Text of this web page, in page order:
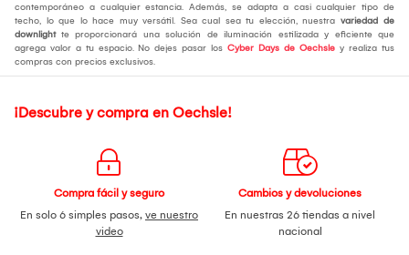
contemporáneo a cualquier estancia. Además, se adapta a casi cualquier tipo de
techo, lo que lo hace muy versátil. Sea cual sea tu elección, nuestra variedad de
downlight te proporcionará una solución de iluminación estilizada y eficiente que
agrega valor a tu espacio. No dejes pasar los Cyber Days de Oechsle y realiza tus
compras con precios exclusivos.
¡Descubre y compra en Oechsle!
Compra fácil y seguro
En solo 6 simples pasos, ve nuestro
video
Cambios y devoluciones
En nuestras 26 tiendas a nivel
nacional